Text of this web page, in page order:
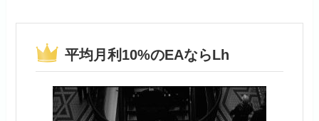
平均月利10%のEAならLh